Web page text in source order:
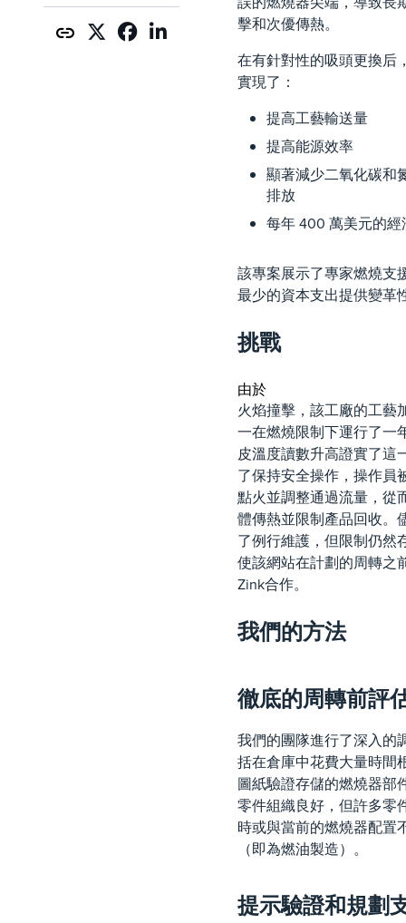
擊和次優傳熱。
在有針對性的吸頭更換后
實現了：
提高工藝輸送量
提高能源效率
顯著減少二氧化碳和
排放
每年 400 萬美元的經
該專案展示了專家燃燒支
最少的資本支出提供變革
挑戰
由於
火焰撞擊，該工廠的工藝
一在燃燒限制下運行了一
皮溫度讀數升高證實了這
了保持安全操作，操作員
點火並調整通過流量，從
體傳熱並限制產品回收。
了例行維護，但限制仍然
使該網站在計劃的周轉之
Zink合作。
我們的方法
徹底的周轉前評
我們的團隊進行了深入的
括在倉庫中花費大量時間
圖紙驗證存儲的燃燒器部
零件組織良好，但許多零
時或與當前的燃燒器配置
（即為燃油製造）。
提示驗證和規劃